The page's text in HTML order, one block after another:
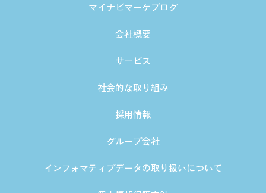
マイナビマーケブログ
会社概要
サービス
社会的な取り組み
採用情報
グループ会社
インフォマティブデータの取り扱いについて